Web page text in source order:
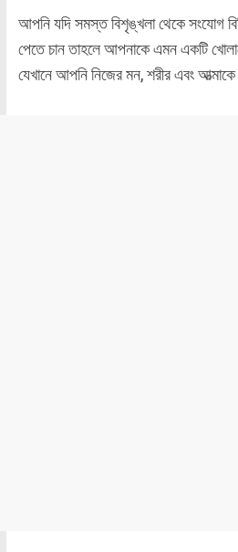
আপনি যদি সমস্ত বিশৃঙ্খলা থেকে সংযোগ
পেতে চান তাহলে আপনাকে এমন একটি
যেখানে আপনি নিজের মন, শরীর এবং আত্মাকে